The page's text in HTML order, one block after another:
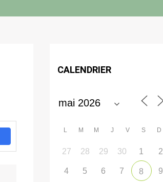
CALENDRIER
L M M J V S D
27 28 29 30 1 2
4 5 6 7 8 9